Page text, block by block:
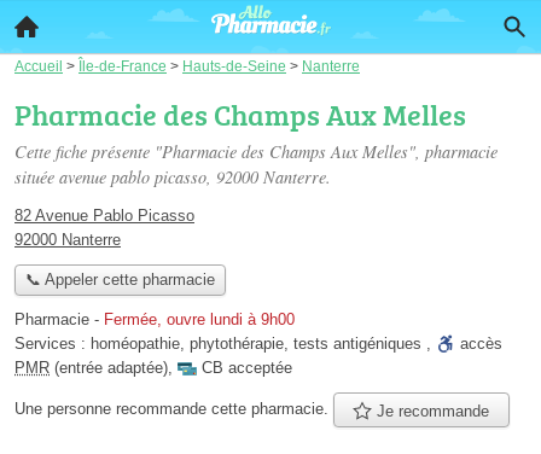
Accueil > Île-de-France > Hauts-de-Seine > Nanterre
Pharmacie des Champs Aux Melles
Cette fiche présente "Pharmacie des Champs Aux Melles", pharmacie
située avenue pablo picasso, 92000 Nanterre.
82 Avenue Pablo Picasso
92000 Nanterre
📞 Appeler cette pharmacie
Pharmacie - Fermée, ouvre lundi à 9h00
Services : homéopathie, phytothérapie, tests antigéniques ,
accès
PMR (entrée adaptée), CB acceptée
Une personne recommande cette pharmacie. Je recommande